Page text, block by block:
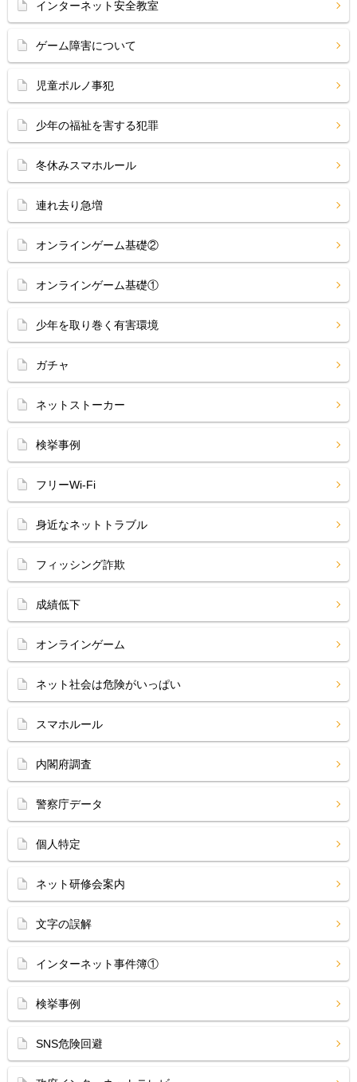
インターネット安全教室
ゲーム障害について
児童ポルノ事犯
少年の福祉を害する犯罪
冬休みスマホルール
連れ去り急増
オンラインゲーム基礎②
オンラインゲーム基礎①
少年を取り巻く有害環境
ガチャ
ネットストーカー
検挙事例
フリーWi-Fi
身近なネットトラブル
フィッシング詐欺
成績低下
オンラインゲーム
ネット社会は危険がいっぱい
スマホルール
内閣府調査
警察庁データ
個人特定
ネット研修会案内
文字の誤解
インターネット事件簿①
検挙事例
SNS危険回避